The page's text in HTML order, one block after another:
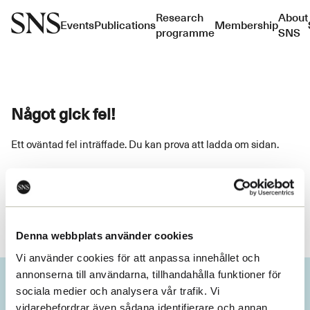
Denna webbplats använder cookies
Vi använder cookies för att anpassa innehållet och
annonserna till användarna, tillhandahålla funktioner för
sociala medier och analysera vår trafik. Vi
vidarebefordrar även sådana identifierare och annan
EventsPublicationsResearch
programmeMembershipAbout
SNS
Något gick fel!
Ett oväntad fel inträffade. Du kan prova att ladda om sidan.
Ladda om